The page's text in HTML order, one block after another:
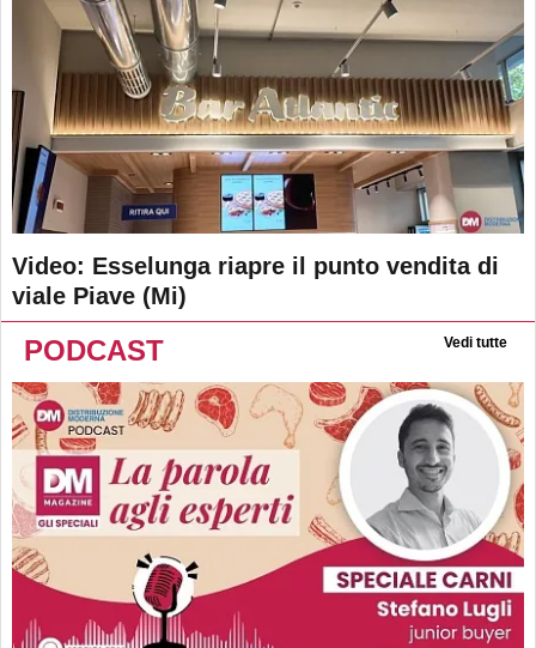
Video: Esselunga riapre il punto vendita di
viale Piave (Mi)
PODCAST Vedi tutte